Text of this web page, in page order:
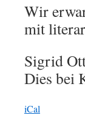
Wir
mit
Sigrid
Dies bei
iCal